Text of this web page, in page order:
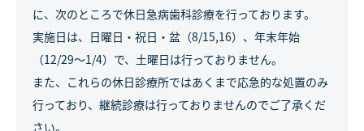
に、次のところで休日急病歯科診療を行っております。
実施日は、日曜日・祝日・盆（8/15,16）、年末年始
（12/29～1/4）で、土曜日は行っておりません。
また、これらの休日診療所ではあくまで応急的な処置のみ
行っており、継続診療は行っておりませんのでご了承くだ
さい。